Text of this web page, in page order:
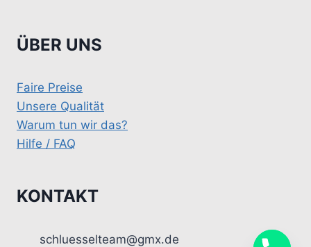
ÜBER UNS
Faire Preise
Unsere Qualität
Warum tun wir das?
Hilfe / FAQ
KONTAKT
schluesselteam@gmx.de